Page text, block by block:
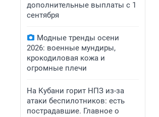
дополнительные выплаты с 1
сентября
Модные тренды осени
2026: военные мундиры,
крокодиловая кожа и
огромные плечи
На Кубани горит НПЗ из-за
атаки беспилотников: есть
пострадавшие. Главное о